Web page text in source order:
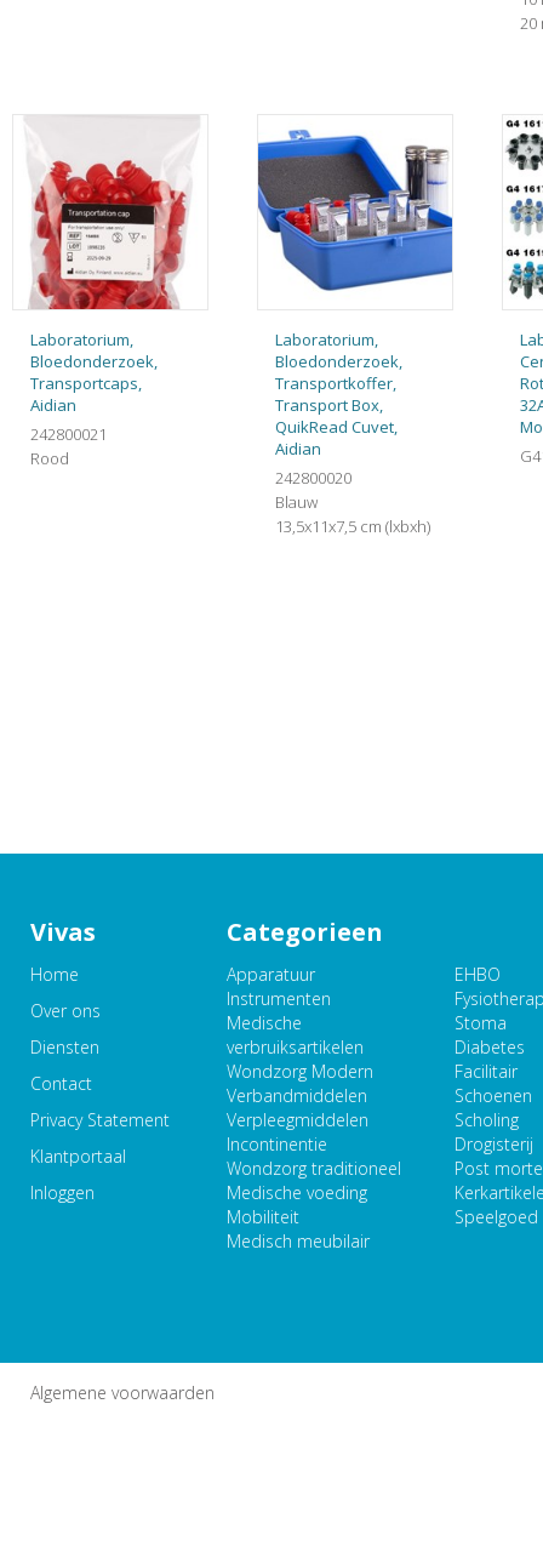
20
Laboratorium,
Bloedonderzoek,
Transportcaps,
Aidian
242800021
Rood
Laboratorium,
Bloedonderzoek,
Transportkoffer,
Transport Box,
QuikRead Cuvet,
Aidian
242800020
Blauw
13,5x11x7,5 cm (lxbxh)
Vivas
Home
Over ons
Diensten
Contact
Privacy Statement
Klantportaal
Inloggen
Categorieen
Apparatuur
Instrumenten
Medische
verbruiksartikelen
Wondzorg Modern
Verbandmiddelen
Verpleegmiddelen
Incontinentie
Wondzorg traditioneel
Medische voeding
Mobiliteit
Medisch meubilair
EHBO
Stoma
Diabetes
Facilitair
Schoenen
Scholing
Drogisterij
Post
Speelgoed
Algemene voorwaarden